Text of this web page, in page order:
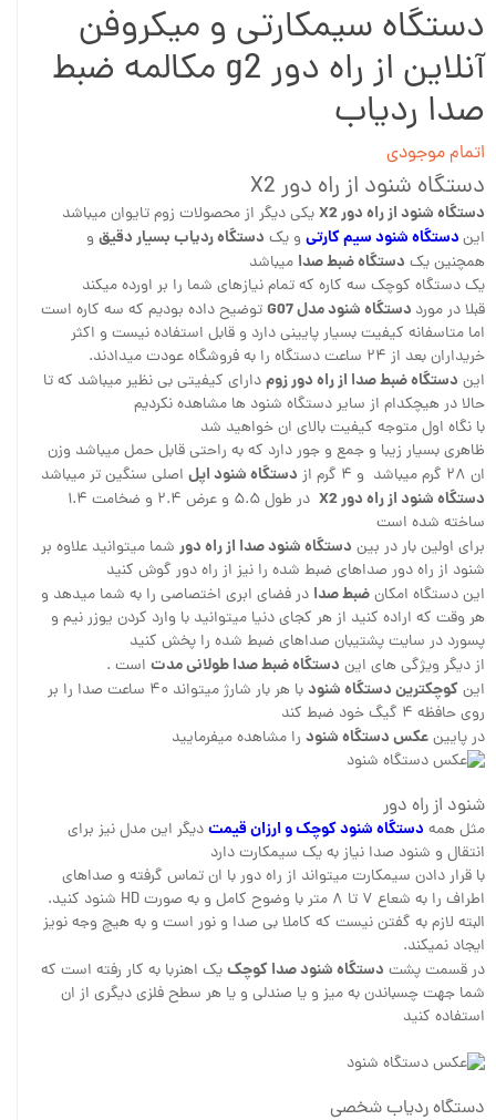
دستگاه سیمکارتی و میکروفن
آنلاین از راه دور g2 مکالمه ضبط
صدا ردیاب
اتمام موجودی
دستگاه شنود از راه دور X2
دستگاه شنود از راه دور X2
یکی دیگر از محصولات زوم تایوان میباشد
ایندستگاه شنود سیم کارتی و یک دستگاه ردیاب بسیار دقیق و
همچنین یک دستگاه ضبط صدا میباشد
یک دستگاه کوچک سه کاره که تمام نیازهای شما را بر اورده میکند
قبلا در مورد دستگاه شنود مدل G07
توضیح داده بودیم که سه کاره است
اما متاسفانه کیفیت بسیار پایینی دارد و قابل استفاده نیست و اکثر
خریداران بعد از ۲۴ ساعت دستگاه را به فروشگاه عودت میدادند.
این دستگاه ضبط صدا از راه دور زومدارای کیفیتی بی نظیر میباشد که تا
حالا در هیچکدام از سایر دستگاه شنود ها مشاهده نکردیم
با نگاه اول متوجه کیفیت بالای ان خواهید شد
ظاهری بسیار زیبا و جمع و جور دارد که به راحتی قابل حمل میباشد وزن
ان ۲۸ گرم میباشد و ۴ گرم از
دستگاه شنود اپل اصلی سنگین تر میباشد
دستگاه شنود از راه دور X2
در طول ۵.۵ و عرض ۲.۴ و ضخامت ۱.۴
ساخته شده است
برای اولین بار در بین دستگاه شنود صدا از راه دور شما میتوانید علاوه بر
شنود از راه دور صداهای ضبط شده را نیز از راه دور گوش کنید
این دستگاه امکانضبط صدا در فضای ابری اختصاصی را به شما میدهد و
هر وقت که اراده کنید از هر کجای دنیا میتوانید با وارد کردن یوزر نیم و
پسورد در سایت پشتیبان صداهای ضبط شده را پخش کنید
از دیگر ویژگی های این دستگاه ضبط صدا طولانی مدت است .
اینکوچکترین دستگاه شنود
با هر بار شارژ میتواند ۴۰ ساعت صدا را بر
روی حافظه ۴ گیگ خود ضبط کند
در پایینعکس دستگاه شنود را مشاهده میفرمایید
شنود از راه دور
مثل همهدستگاه شنود کوچک و ارزان قیمتدیگر این مدل نیز برای
انتقال و شنود صدا نیاز به یک سیمکارت دارد
با قرار دادن سیمکارت میتواند از راه دور با ان تماس گرفته و صداهای
اطراف را به شعاع ۷ تا ۸ متر با وضوح کامل و به صورت HD شنود کنید.
البته لازم به گفتن نیست که کاملا بی صدا و نور است و به هیچ وجه نویز
ایجاد نمیکند.
در قسمت پشت دستگاه شنود صدا کوچکیک اهنربا به کار رفته است که
شما جهت چسباندن به میز و یا صندلی و یا هر سطح فلزی دیگری از ان
استفاده کنید
دستگاه ردیاب شخصی